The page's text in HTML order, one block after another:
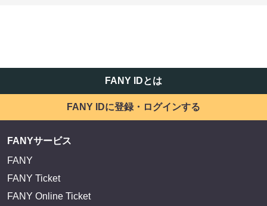
FANY IDとは
FANY IDに登録・ログインする
FANYサービス
FANY
FANY Ticket
FANY Online Ticket